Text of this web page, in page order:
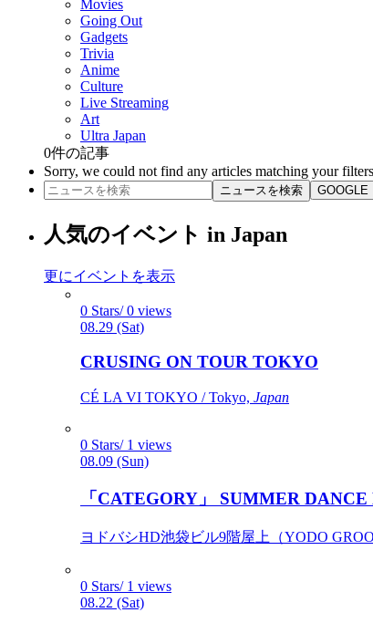
Movies
Going Out
Gadgets
Trivia
Anime
Culture
Live Streaming
Art
Ultra Japan
0件の記事
Sorry, we could not find any articles matching your
ニュースを検索 GOOGLE
人気のイベント in Japan
更にイベントを表示
0 Stars/ 0 views
08.29 (Sat)
CRUSING ON TOUR TOKYO
CÉ LA VI TOKYO / Tokyo, Japan
0 Stars/ 1 views
08.09 (Sun)
「CATEGORY」 SUMMER
ヨドバシHD池袋ビル9階屋上（YODO
0 Stars/ 1 views
08.22 (Sat)